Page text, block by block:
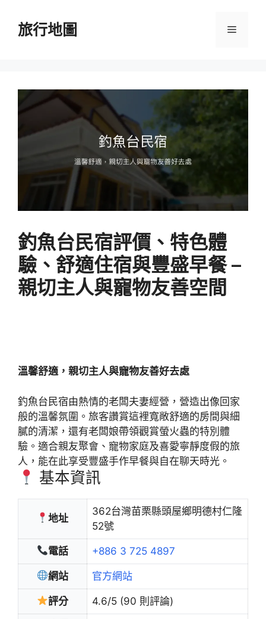
旅行地圖 選
釣魚台民宿評價、特色體
驗、舒適住宿與豐盛早餐 –
親切主人與寵物友善空間
溫馨舒適，親切主人與寵物友善好去處
釣魚台民宿由熱情的老闆夫妻經營，營造出像回家
般的溫馨氛圍。旅客讚賞這裡寬敞舒適的房間與細
膩的清潔，還有老闆娘帶領觀賞螢火蟲的特別體
驗。適合親友聚會、寵物家庭及喜愛寧靜度假的旅
人，能在此享受豐盛手作早餐與自在聊天時光。
基本資訊
地址
362台灣苗栗縣頭屋鄉明德村仁隆
52號
電話 +886 3 725 4897
網站 官方網站
評分 4.6/5 (90 則評論)